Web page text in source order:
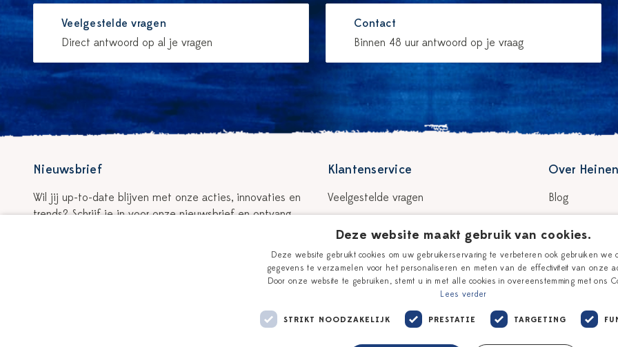
Veelgestelde vragen
Direct antwoord op al je vragen
Contact
Binnen 48 uur antwoord op je vraag
Nieuwsbrief
Wil jij up-to-date blijven met onze acties, innovaties en
trends? Schrijf je in voor onze nieuwsbrief en ontvang
Klantenservice
Veelgestelde vragen
Betalen
Contact
Over
Blog
Winkels
Deze website maakt gebruik van cookies.
Deze website gebruikt cookies om uw gebruikerservaring te verbeteren ook gebruiken we
gegevens te verzamelen voor het personaliseren en meten van de effectiviteit van onze
Door onze website te gebruiken, stemt u in met alle cookies in overeenstemming met ons
Lees verder
STRIKT NOODZAKELIJK PRESTATIE TARGETING